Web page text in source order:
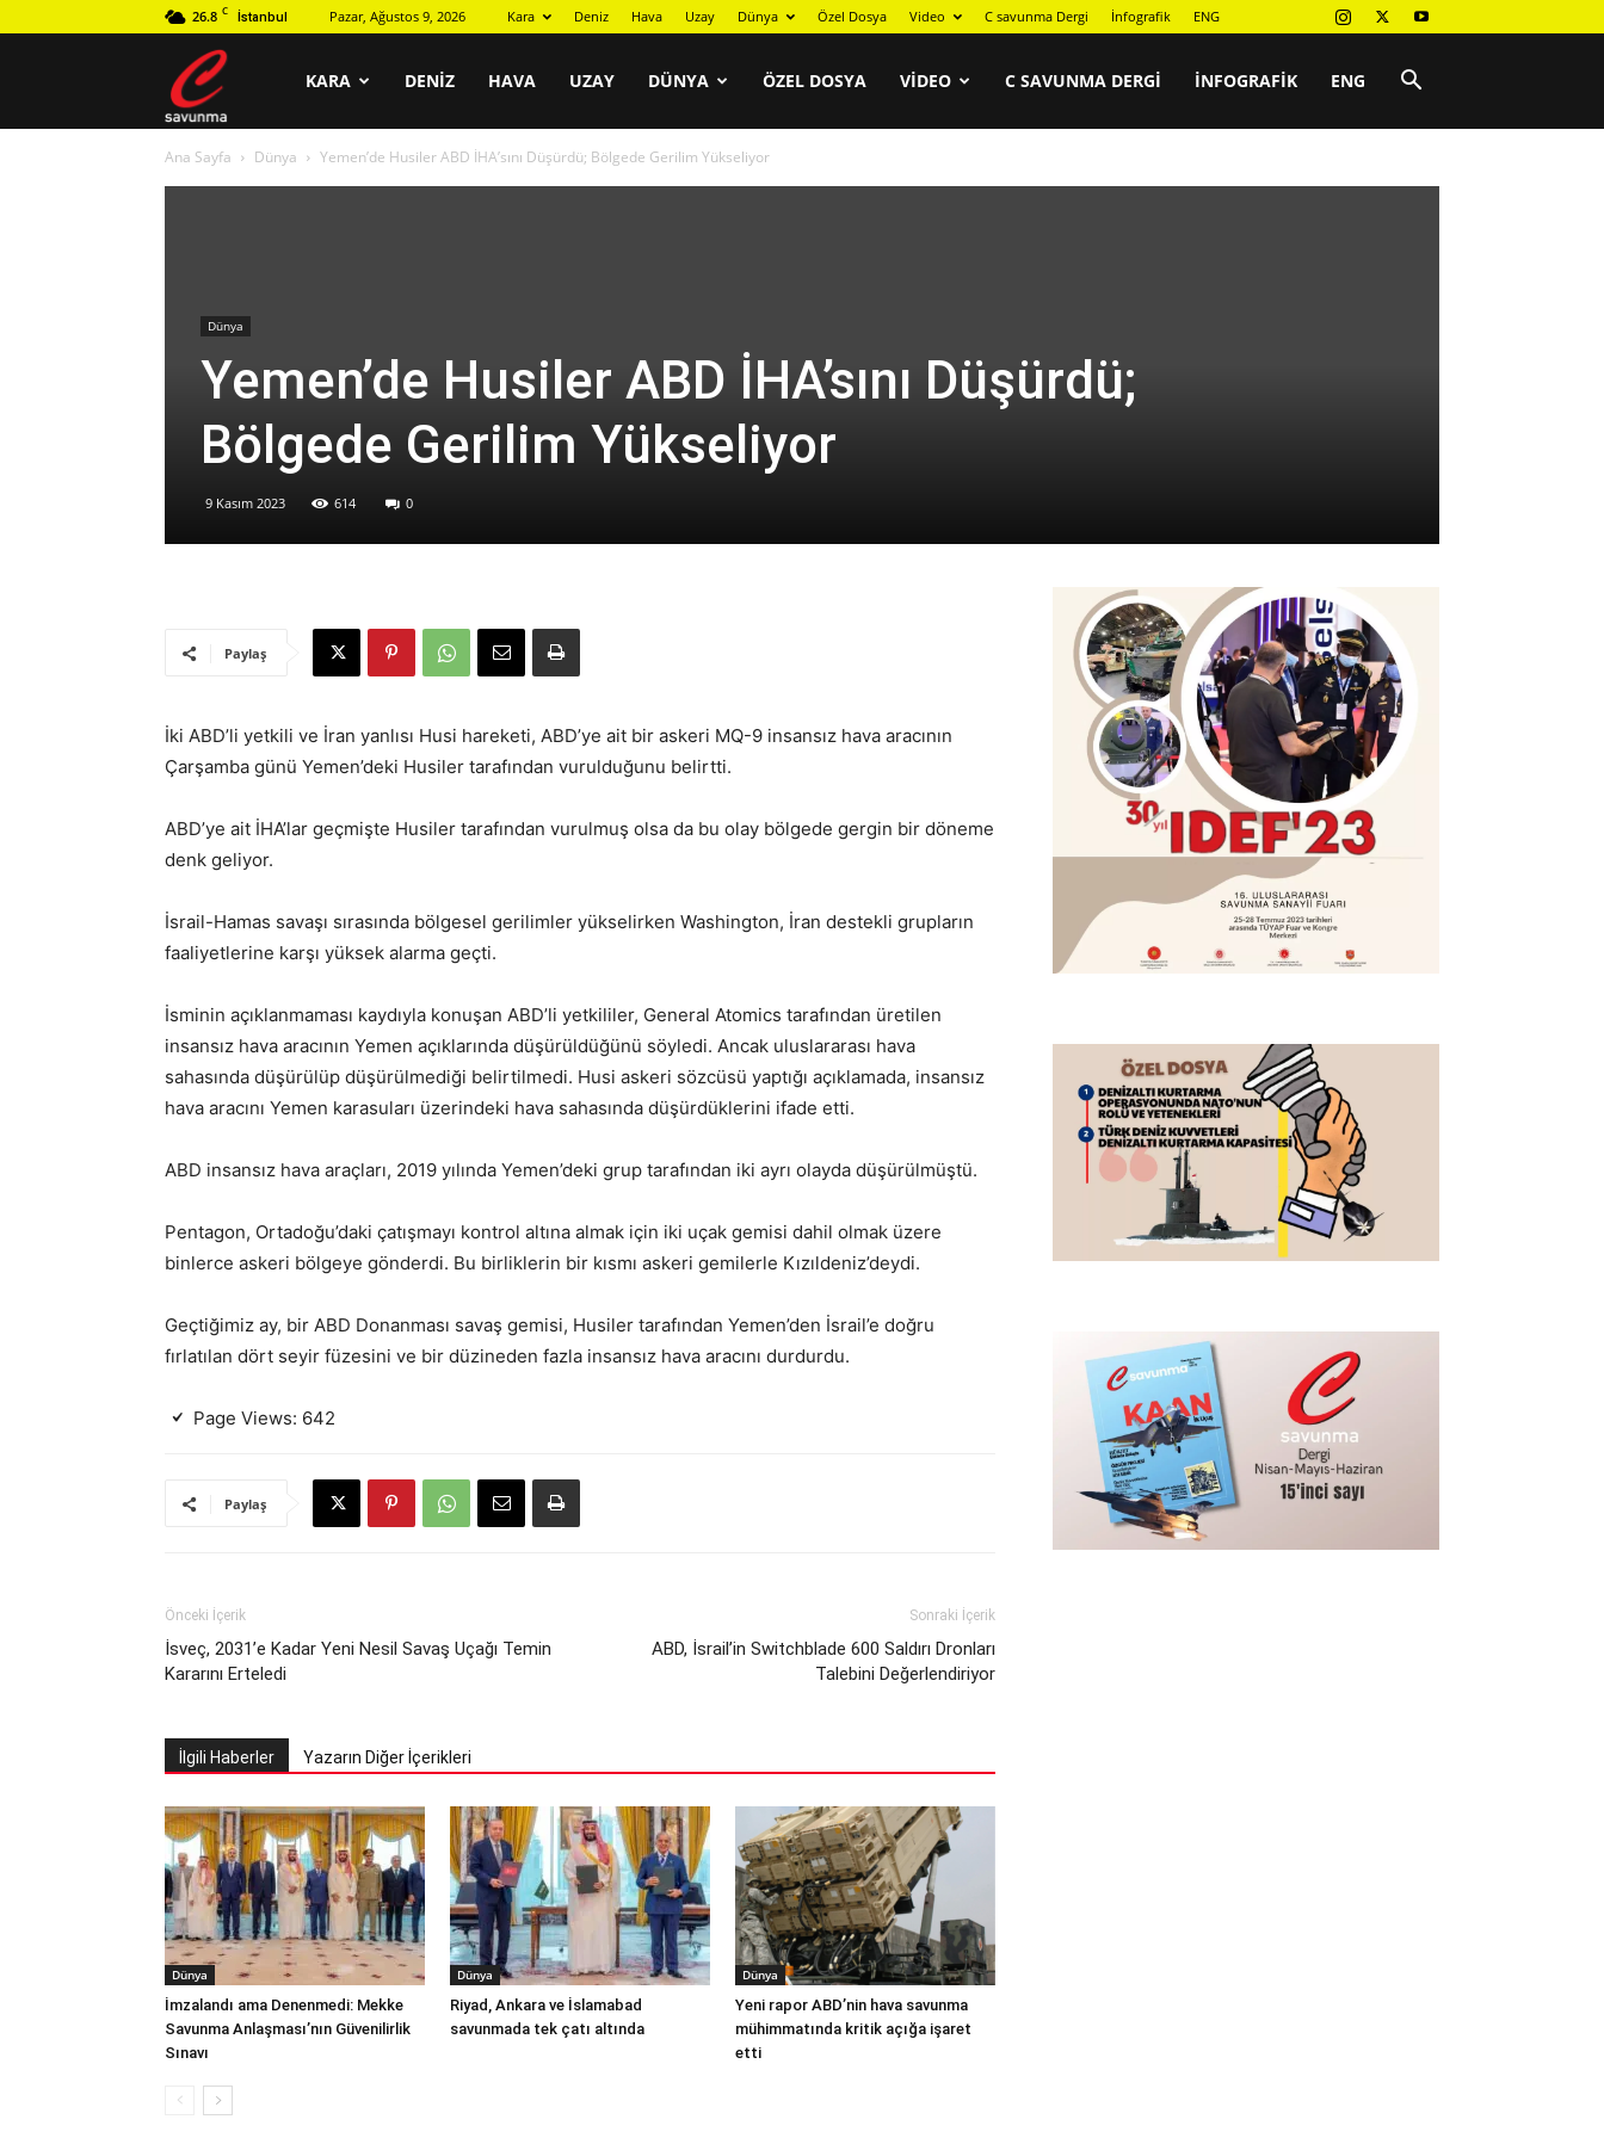
26.8 C İstanbul Pazar, Ağustos 9, 2026 Kara Deniz Hava Uzay Dünya Özel Dosya Video C savunma Dergi İnfografik ENG
KARA DENIZ HAVA UZAY DÜNYA ÖZEL DOSYA VIDEO C SAVUNMA DERGI İNFOGRAFIK ENG
Ana Sayfa Dünya Yemen’de Husiler ABD İHA’sını Düşürdü; Bölgede Gerilim Yükseliyor
Dünya
Yemen’de Husiler ABD İHA’sını Düşürdü;
Bölgede Gerilim Yükseliyor
9 Kasım 2023 614 0
Paylaş
İki ABD’li yetkili ve İran yanlısı Husi hareketi, ABD’ye ait bir askeri MQ-9 insansız hava aracının
Çarşamba günü Yemen’deki Husiler tarafından vurulduğunu belirtti.
ABD’ye ait İHA’lar geçmişte Husiler tarafından vurulmuş olsa da bu olay bölgede gergin bir döneme
denk geliyor.
İsrail-Hamas savaşı sırasında bölgesel gerilimler yükselirken Washington, İran destekli grupların
faaliyetlerine karşı yüksek alarma geçti.
İsminin açıklanmaması kaydıyla konuşan ABD’li yetkililer, General Atomics tarafından üretilen
insansız hava aracının Yemen açıklarında düşürüldüğünü söyledi. Ancak uluslararası hava
sahasında düşürülüp düşürülmediği belirtilmedi. Husi askeri sözcüsü yaptığı açıklamada, insansız
hava aracını Yemen karasuları üzerindeki hava sahasında düşürdüklerini ifade etti.
ABD insansız hava araçları, 2019 yılında Yemen’deki grup tarafından iki ayrı olayda düşürülmüştü.
Pentagon, Ortadoğu’daki çatışmayı kontrol altına almak için iki uçak gemisi dahil olmak üzere
binlerce askeri bölgeye gönderdi. Bu birliklerin bir kısmı askeri gemilerle Kızıldeniz’deydi.
Geçtiğimiz ay, bir ABD Donanması savaş gemisi, Husiler tarafından Yemen’den İsrail’e doğru
fırlatılan dört seyir füzesini ve bir düzineden fazla insansız hava aracını durdurdu.
Page Views: 642
Paylaş
Önceki İçerik
İsveç, 2031’e Kadar Yeni Nesil Savaş Uçağı Temin
Kararını Erteledi
Sonraki İçerik
ABD, İsrail’in Switchblade 600 Saldırı Dronları
Talebini Değerlendiriyor
İlgili Haberler Yazarın Diğer İçerikleri
Dünya
İmzalandı ama Denenmedi: Mekke
Savunma Anlaşması’nın Güvenilirlik
Sınavı
Dünya
Riyad, Ankara ve İslamabad
savunmada tek çatı altında
Dünya
Yeni rapor ABD’nin hava savunma
mühimmatında kritik açığa işaret
etti